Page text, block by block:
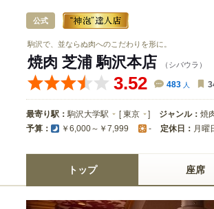
公式
駒沢で、並ならぬ肉へのこだわりを形に。
焼肉 芝浦 駒沢本店 （シバウラ）
3.52 483 人
最寄り駅：駒沢大学駅 [東京 ] ジャンル： 焼
予算： ￥6,000～￥7,999 - 定休日： 月曜
トップ 座席